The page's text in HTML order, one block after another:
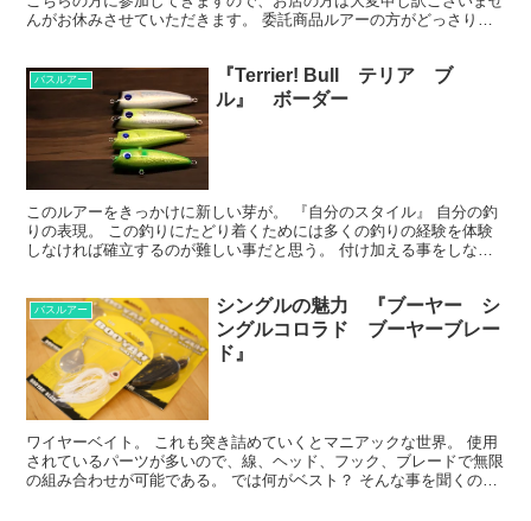
んがお休みさせていただきます。 委託商品ルアーの方がどっさりと
バスルアー
『Terrier! Bull テリア ブ
ル』 ボーダー
このルアーをきっかけに新しい芽が。 『自分のスタイル』 自分の釣
りの表現。 この釣りにたどり着くためには多くの釣りの経験を体験
しなければ確立するのが難しい事だと思う。 付け加える事をしなが
バスルアー
シングルの魅力 『ブーヤー シ
ングルコロラド ブーヤーブレー
ド』
ワイヤーベイト。 これも突き詰めていくとマニアックな世界。 使用
されているパーツが多いので、線、ヘッド、フック、ブレードで無限
の組み合わせが可能である。 では何がベスト？ そんな事を聞くのは